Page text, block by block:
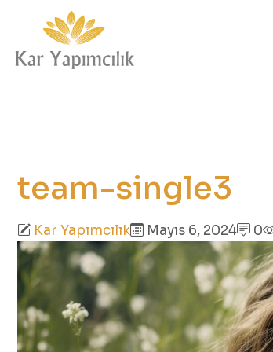
team-single3
Kar Yapımcılık Mayıs 6, 2024 0